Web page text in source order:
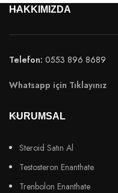
HAKKIMIZDA
Telefon: 0553 896 8689
Whatsapp için Tıklayınız
KURUMSAL
Steroid Satın Al
Testosteron Enanthate
Trenbolon Enanthate